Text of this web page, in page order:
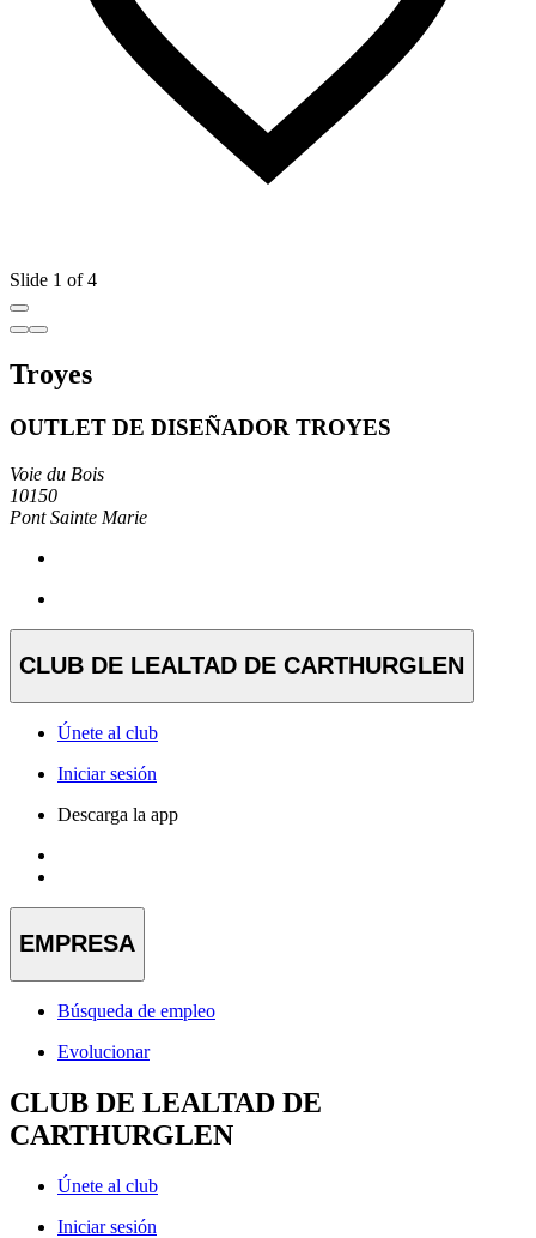
Slide 1 of 4
Troyes
OUTLET DE DISEÑADOR TROYES
Voie du Bois
10150
Pont Sainte Marie
CLUB DE LEALTAD DE CARTHURGLEN
Únete al club
Iniciar sesión
Descarga la app
EMPRESA
Búsqueda de empleo
Evolucionar
CLUB DE LEALTAD DE
CARTHURGLEN
Únete al club
Iniciar sesión